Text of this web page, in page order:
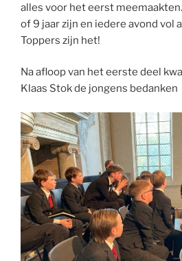
alles voor het eerst
of 9 jaar zijn en iedere avond vol
Toppers zijn het!
Na afloop van het eerste deel
Klaas Stok de jongens bedanken